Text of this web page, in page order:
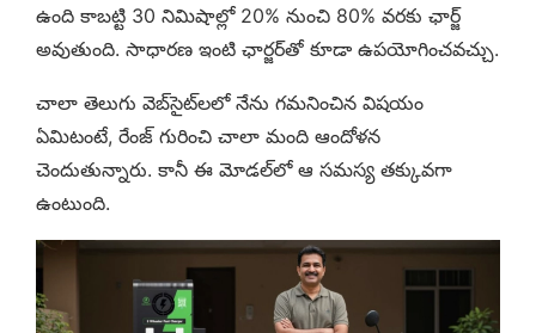
ఉంది కాబట్టి 30 నిమిషాల్లో 20% నుంచి 80% వరకు ఛార్జ్
అవుతుంది. సాధారణ ఇంటి ఛార్జర్‌తో కూడా ఉపయోగించవచ్చు.
చాలా తెలుగు వెబ్‌సైట్‌లలో నేను గమనించిన విషయం
ఏమిటంటే, రేంజ్ గురించి చాలా మంది ఆందోళన
చెందుతున్నారు. కానీ ఈ మోడల్‌లో ఆ సమస్య తక్కువగా
ఉంటుంది.